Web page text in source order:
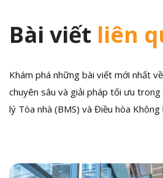
Bài viết liên
Khám phá những bài viết mới nhất
chuyên sâu và giải pháp tối ưu
lý Tòa nhà (BMS) và Điều hòa Không